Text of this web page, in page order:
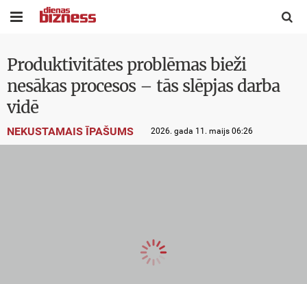
 
Produktivitātes problēmas bieži
nesākas procesos – tās slēpjas darba
vidē
NEKUSTAMAIS ĪPAŠUMS 2026. gada 11. maijs 06:26